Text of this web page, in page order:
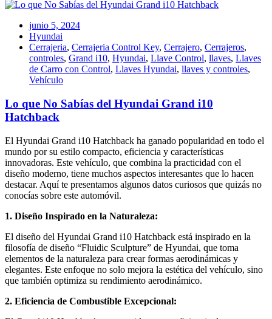
junio 5, 2024
Hyundai
Cerrajeria, Cerrajeria Control Key, Cerrajero, Cerrajeros,
controles, Grand i10, Hyundai, Llave Control, llaves, Llaves
de Carro con Control, Llaves Hyundai, llaves y controles,
Vehículo
Lo que No Sabías del Hyundai Grand i10
Hatchback
El Hyundai Grand i10 Hatchback ha ganado popularidad en todo el
mundo por su estilo compacto, eficiencia y características
innovadoras. Este vehículo, que combina la practicidad con el
diseño moderno, tiene muchos aspectos interesantes que lo hacen
destacar. Aquí te presentamos algunos datos curiosos que quizás no
conocías sobre este automóvil.
1. Diseño Inspirado en la Naturaleza:
El diseño del Hyundai Grand i10 Hatchback está inspirado en la
filosofía de diseño “Fluidic Sculpture” de Hyundai, que toma
elementos de la naturaleza para crear formas aerodinámicas y
elegantes. Este enfoque no solo mejora la estética del vehículo, sino
que también optimiza su rendimiento aerodinámico.
2. Eficiencia de Combustible Excepcional: